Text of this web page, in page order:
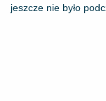
jeszcze nie było